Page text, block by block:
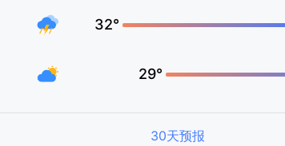
32°
29°
30天预报